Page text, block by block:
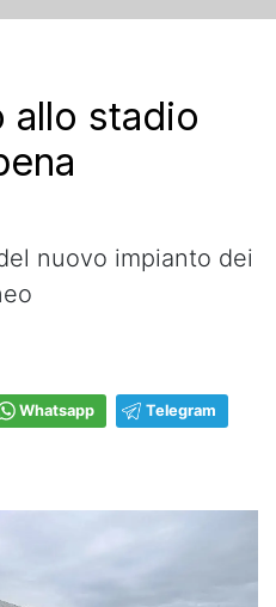
allo stadio
nuovo impianto dei
Whatsapp Telegram